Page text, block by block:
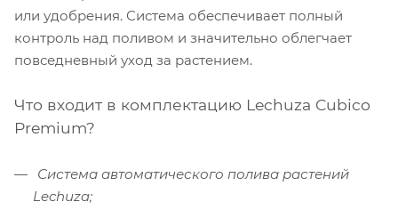
или удобрения. Система обеспечивает полный
контроль над поливом и значительно облегчает
повседневный уход за растением.
Что входит в комплектацию Lechuza Cubico
Premium?
Система автоматического полива растений
Lechuza;